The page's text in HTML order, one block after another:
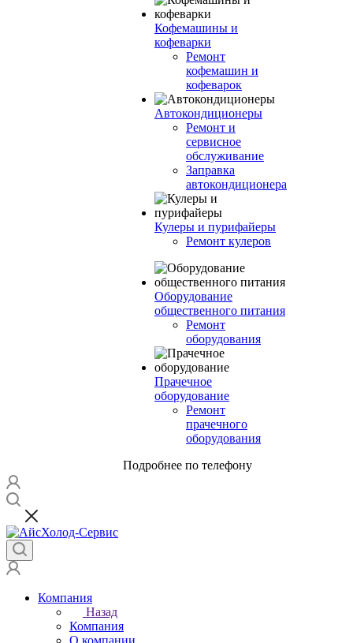
Кофемашины и
кофеварки
Ремонт
кофемашин и
кофеварок
Автокондиционеры
Ремонт и
сервисное
обслуживание
Заправка
автокондиционера
Кулеры и пурифайеры
Ремонт кулеров
Оборудование
общественного питания
Ремонт
оборудования
Прачечное
оборудование
Ремонт
прачечного
оборудования
Подробнее по телефону
Компания
Назад
Компания
О компании